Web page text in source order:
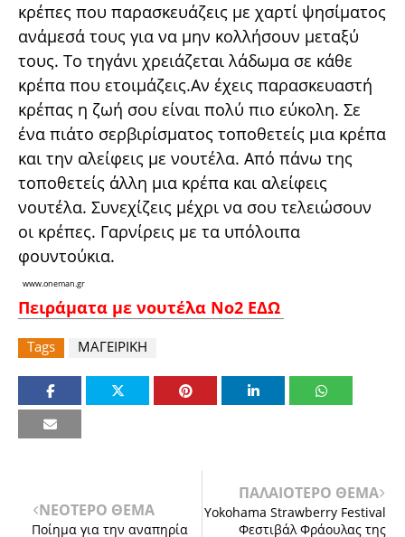
κρέπες που παρασκευάζεις με χαρτί ψησίματος
ανάμεσά τους για να μην κολλήσουν μεταξύ
τους. Το τηγάνι χρειάζεται λάδωμα σε κάθε
κρέπα που ετοιμάζεις.Αν έχεις παρασκευαστή
κρέπας η ζωή σου είναι πολύ πιο εύκολη. Σε
ένα πιάτο σερβιρίσματος τοποθετείς μια κρέπα
και την αλείφεις με νουτέλα. Από πάνω της
τοποθετείς άλλη μια κρέπα και αλείφεις
νουτέλα. Συνεχίζεις μέχρι να σου τελειώσουν
οι κρέπες. Γαρνίρεις με τα υπόλοιπα
φουντούκια.
www.oneman.gr
Πειράματα με νουτέλα Νο2 ΕΔΩ
Tags ΜΑΓΕΙΡΙΚΗ
ΝΕΟΤΕΡΟ ΘΕΜΑ
Ποίημα για την αναπηρία
ΠΑΛΑΙΟΤΕΡΟ ΘΕΜΑ
Yokohama Strawberry Festival
Φεστιβάλ Φράουλας της